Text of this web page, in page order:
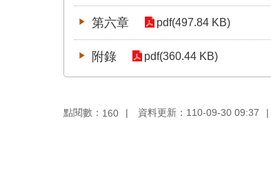
第六章 pdf(497.84 KB)
附錄 pdf(360.44 KB)
點閱數： 160 資料更新：110-09-30 09:37